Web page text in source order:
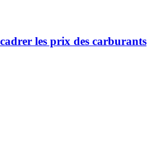
les prix des carburants